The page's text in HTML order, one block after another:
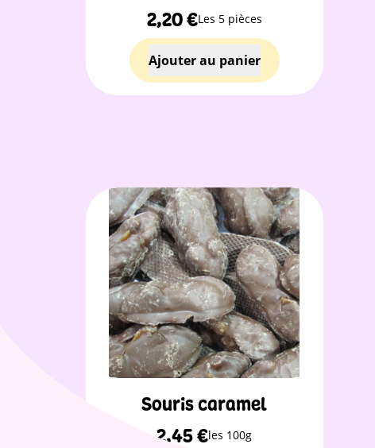
2,20€Les 5 pièces
Souris caramel
2,45€les 100g